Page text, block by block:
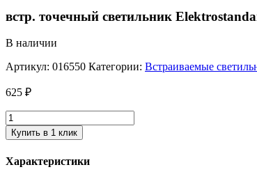
встр. точечный светильник
В наличии
Артикул: 016550 Категории: Встраиваемые
625 ₽
Купить в 1 клик
Характеристики